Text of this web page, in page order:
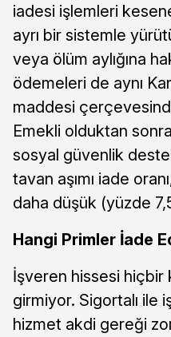
iadesi işlemleri
ayrı bir sistemle
veya ölüm aylığına
ödemeleri de aynı
maddesi
Emekli olduktan
sosyal güvenlik
tavan aşımı iade
daha düşük (yüzde
Hangi Primler İade
İşveren hissesi hiçbir
girmiyor. Sigortalı ile
hizmet akdi gereği